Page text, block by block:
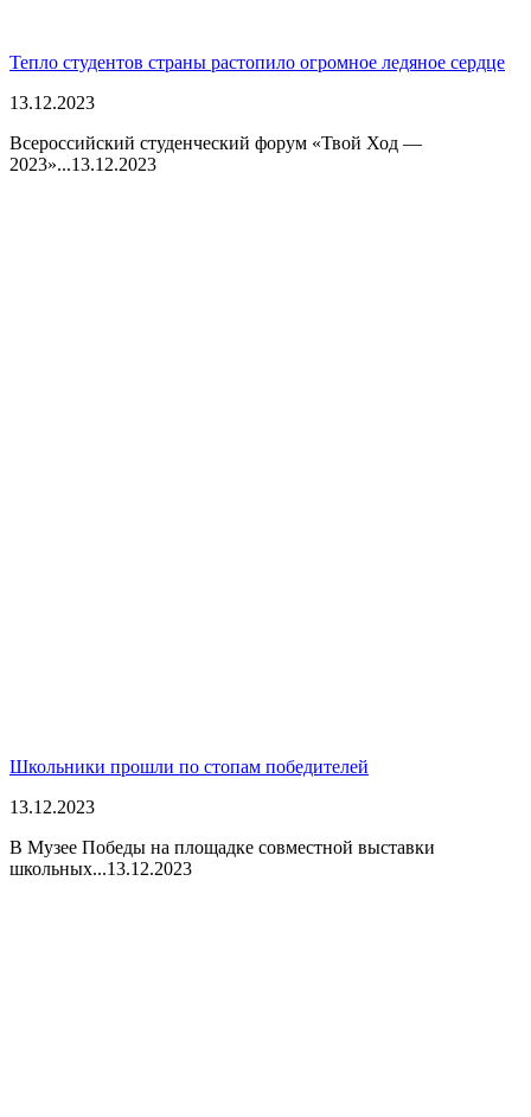
Тепло студентов страны растопило огромное ледяное сердце
13.12.2023
Всероссийский студенческий форум «Твой Ход —
2023»...13.12.2023
Школьники прошли по стопам победителей
13.12.2023
В Музее Победы на площадке совместной выставки
школьных...13.12.2023